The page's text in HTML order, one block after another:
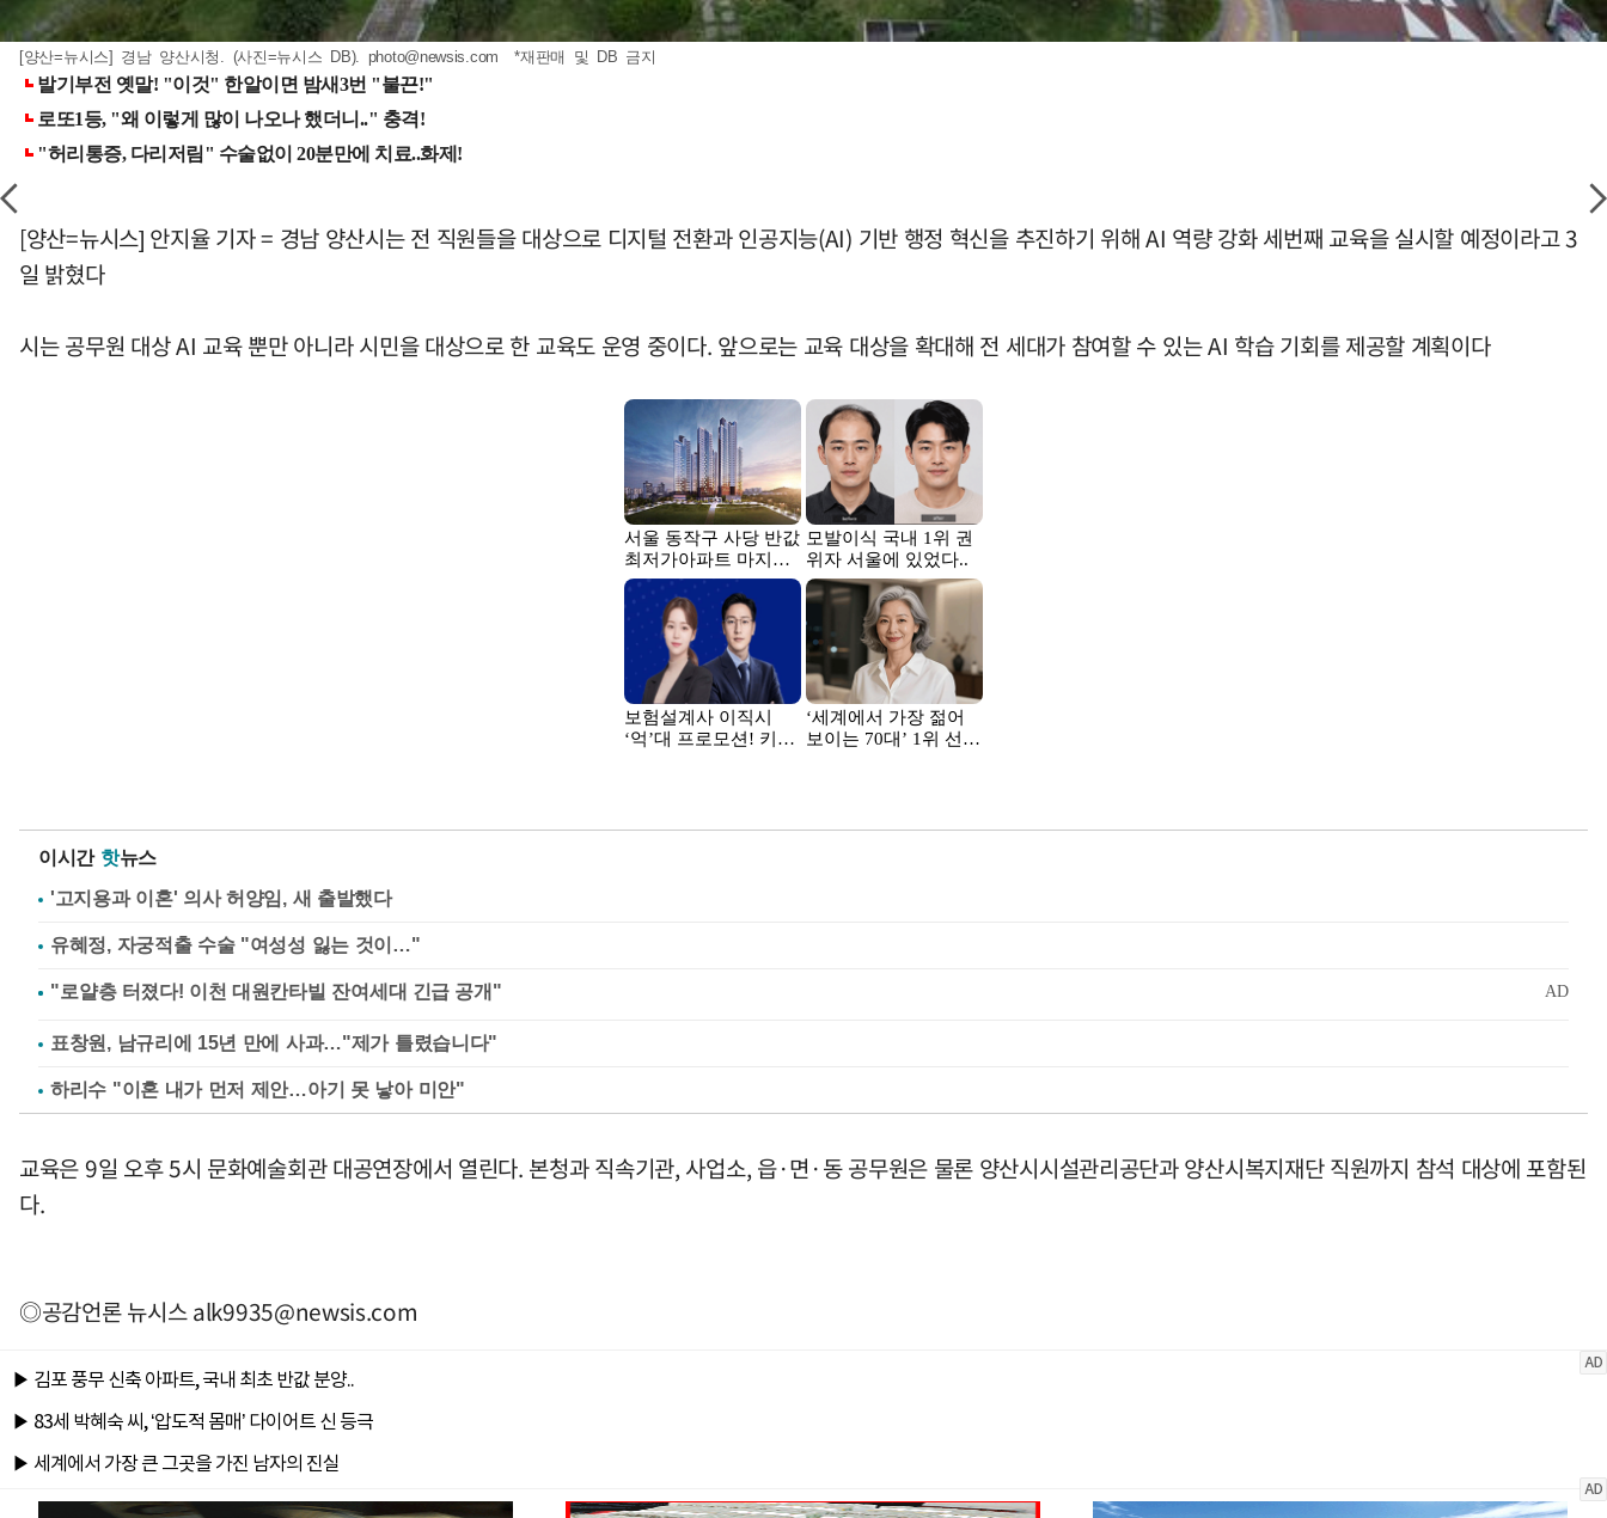
[양산=뉴시스] 경남 양산시청. (사진=뉴시스 DB). photo@newsis.com *재판매 및 DB 금지
[양산=뉴시스] 안지율 기자 = 경남 양산시는 전 직원들을 대상으로 디지털 전환과 인공지능(AI) 기반 행정 혁신을 추진하기 위해 AI 역량 강화 세번째 교육을 실시할 예정이라고 3
일 밝혔다
시는 공무원 대상 AI 교육 뿐만 아니라 시민을 대상으로 한 교육도 운영 중이다. 앞으로는 교육 대상을 확대해 전 세대가 참여할 수 있는 AI 학습 기회를 제공할 계획이다
이시간 핫뉴스
'고지용과 이혼' 의사 허양임, 새 출발했다
유혜정, 자궁적출 수술 "여성성 잃는 것이…"
표창원, 남규리에 15년 만에 사과…"제가 틀렸습니다"
하리수 "이혼 내가 먼저 제안…아기 못 낳아 미안"
교육은 9일 오후 5시 문화예술회관 대공연장에서 열린다. 본청과 직속기관, 사업소, 읍·면·동 공무원은 물론 양산시시설관리공단과 양산시복지재단 직원까지 참석 대상에 포함된
다.
◎공감언론 뉴시스alk9935@newsis.com